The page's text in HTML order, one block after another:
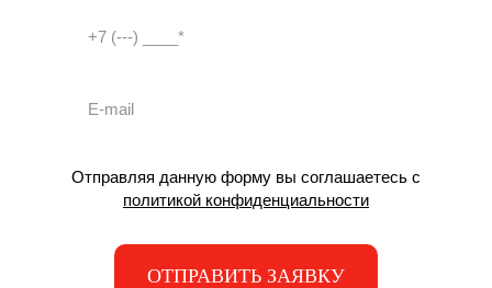
Отправляя данную форму вы соглашаетесь с
политикой конфиденциальности
ОТПРАВИТЬ ЗАЯВКУ